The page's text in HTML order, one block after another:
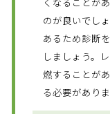
のが良いでし
あるため診断
しましょう。
燃することが
る必要がありま